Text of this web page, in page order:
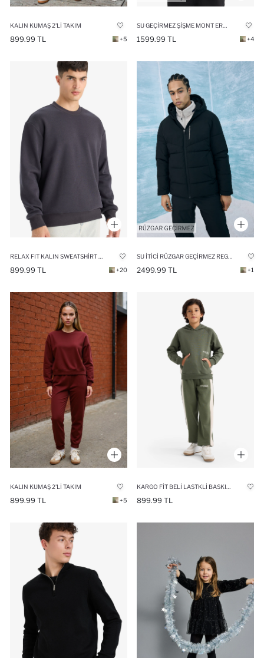
KALIN KUMAŞ 2'LI TAKIM
899.99 TL +5 1599.99 TL +4
899.99 TL +20 2499.99 TL +1
KALIN KUMAŞ 2'LI TAKIM
899.99 TL +5 899.99 TL